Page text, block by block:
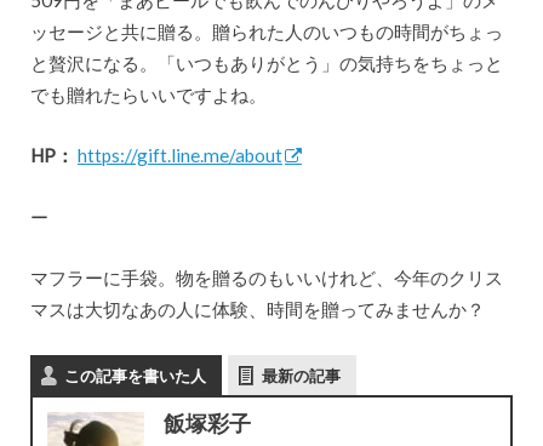
ッセージと共に贈る。贈られた人のいつもの時間がちょっ
と贅沢になる。「いつもありがとう」の気持ちをちょっと
でも贈れたらいいですよね。
HP： https://gift.line.me/about
ー
マフラーに手袋。物を贈るのもいいけれど、今年のクリス
マスは大切なあの人に体験、時間を贈ってみませんか？
この記事を書いた人 最新の記事
飯塚彩子